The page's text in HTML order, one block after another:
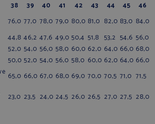
38 39 40 41 42 43 44 45
46
76,0 77,0 78,0 79,0 80,0 81,0 82,0 83,0 84,0
44,8 46,2 47,6 49,0 50,4 51,8 53,2 54,6 56,0
52,0 54,0 56,0 58,0 60,0 62,0 64,0 66,0 68,0
50,0 52,0 54,0 56,0 58,0 60,0 62,0 64,0 66,0
65,0 66,0 67,0 68,0 69,0 70,0 70,5 71,0 71,5
23,0 23,5 24,0 24,5 26,0 26,5 27,0 27,5 28,0